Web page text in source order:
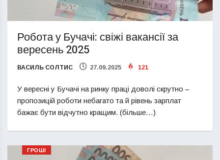
Робота у Бучачі: свіжі вакансії за
вересень 2025
ВАСИЛЬ СОЛТИС 27.09.2025 121
У вересні у Бучачі на ринку праці доволі скрутно –
пропозицій роботи небагато та й рівень зарплат
бажає бути відчутно кращим. (більше…)
ГРОШІ